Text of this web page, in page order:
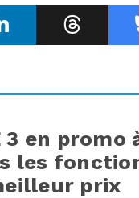
3 en promo
les
prix